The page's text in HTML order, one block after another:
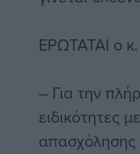
ΕΡΩΤΑΤΑΙ ο
– Για την
ειδικότητες